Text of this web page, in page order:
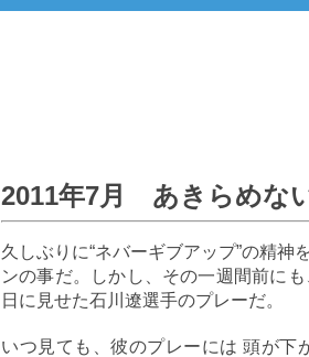
2011年7月 あきらめな
久しぶりに“ネバーギブアップ”の精
ンの事だ。しかし、その一週間前に
日に見せた石川遼選手のプレーだ。
いつ見ても、彼のプレーには 頭が下